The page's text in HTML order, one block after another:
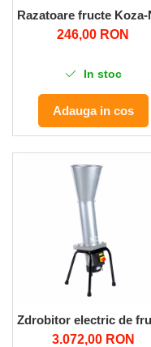
Alte vehicule electrice
ATV-uri
Biciclete
Scuter
Tocatoare resturi
Despicatoare de lemne
Granulatoare de furaje
Tocatoare de furaje
Razatoare fructe
246,00 RON
In stoc
Adauga in cos
Zdrobitor electric de
3.072,00 RON